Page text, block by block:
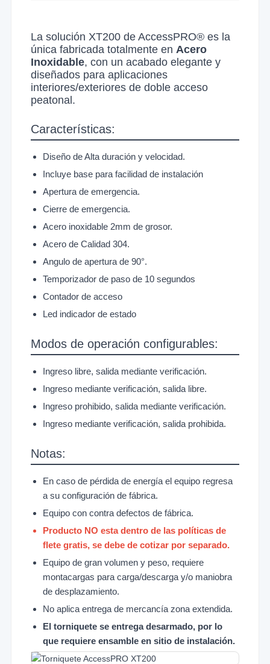
La solución XT200 de AccessPRO® es la
única fabricada totalmente en Acero
Inoxidable, con un acabado elegante y
diseñados para aplicaciones
interiores/exteriores de doble acceso
peatonal.
Características:
Diseño de Alta duración y velocidad.
Incluye base para facilidad de instalación
Apertura de emergencia.
Cierre de emergencia.
Acero inoxidable 2mm de grosor.
Acero de Calidad 304.
Angulo de apertura de 90°.
Temporizador de paso de 10 segundos
Contador de acceso
Led indicador de estado
Modos de operación configurables:
Ingreso libre, salida mediante verificación.
Ingreso mediante verificación, salida libre.
Ingreso prohibido, salida mediante verificación.
Ingreso mediante verificación, salida prohibida.
Notas:
En caso de pérdida de energía el equipo regresa
a su configuración de fábrica.
Equipo con contra defectos de fábrica.
Producto NO esta dentro de las políticas de
flete gratis, se debe de cotizar por separado.
Equipo de gran volumen y peso, requiere
montacargas para carga/descarga y/o maniobra
de desplazamiento.
No aplica entrega de mercancía zona extendida.
El torniquete se entrega desarmado, por lo
que requiere ensamble en sitio de instalación.